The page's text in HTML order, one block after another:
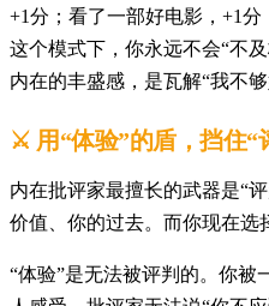
+1分；看了一部好电影，+1
这个模式下，你永远不会“不
内在的丰盛感，是瓦解“我不
⚔️ 用“体验”的盾，挡住“
内在批评家最擅长的武器是“
价值、你的过去。而你现在选
“体验”是无法被评判的。你被